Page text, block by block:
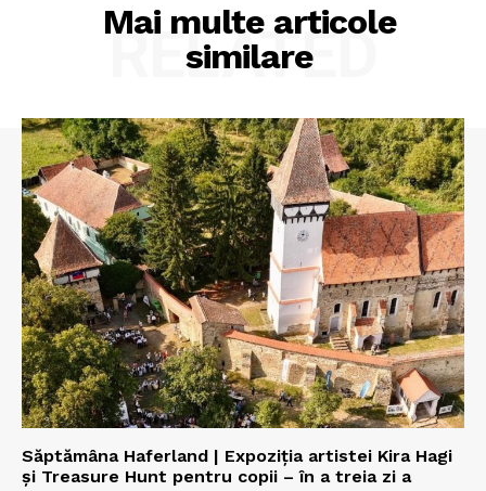
Mai multe articole
similare
RELATED
Săptămâna Haferland | Expoziţia artistei Kira Hagi
şi Treasure Hunt pentru copii – în a treia zi a